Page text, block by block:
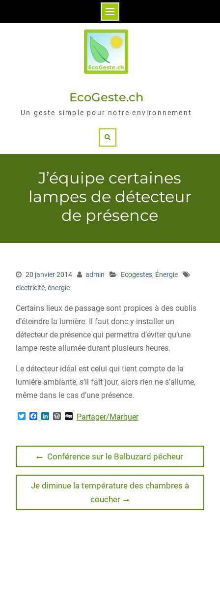
EcoGeste.ch
Un geste simple pour notre environnement
J’équipe certaines
lampes de détecteur
de présence
20 janvier 2014 admin Ecogestes, Énergie
électricité, énergie
Certains lieux de passage sont propices à des oublis
d’éteindre la lumière. Il faut donc y installer un
détecteur de présence qui permettra d’éviter qu’une
lampe reste allumée durant plusieurs heures.
Le détecteur idéal est celui qui tient compte de la
lumière ambiante, s’il fait jour, alors rien ne s’allume,
même dans le cas d’une présence.
T
t
F
b
o
L
e
d
W
P
r
DPartager/Marquer
Navigation
de
l’article
Previous
post:
Conférence sur le Balbuzard pêcheur
Next
Je diminue la température des chambres à
coucher